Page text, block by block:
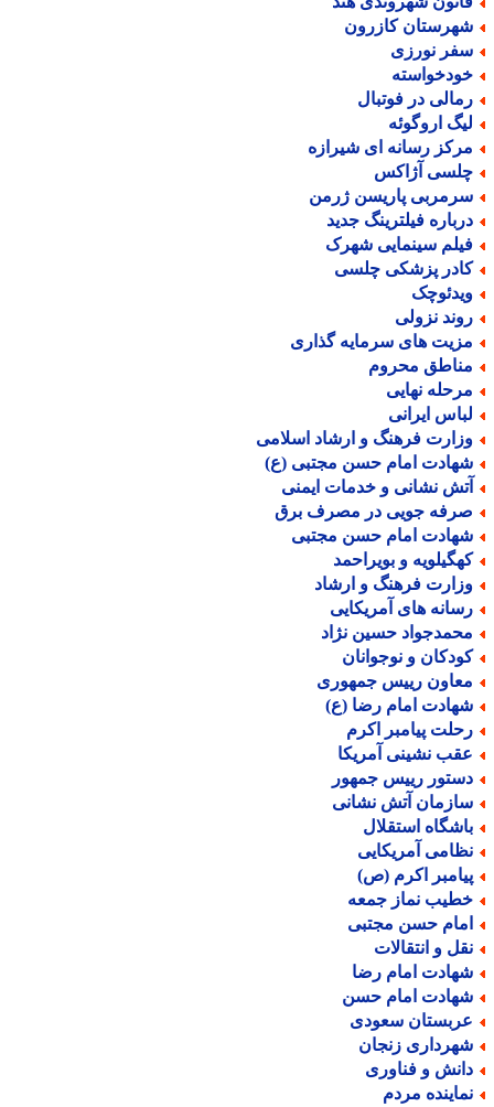
کازرون
نورزی
در فوتبال
اروگوئه
رسانه ای شیرازه
آژاکس
پاریسن ژرمن
فیلترینگ جدید
سینمایی شهرک
پزشکی چلسی
نزولی
های سرمایه گذاری
محروم
نهایی
ایرانی
فرهنگ و ارشاد اسلامی
امام حسن مجتبی (ع)
نشانی و خدمات ایمنی
جویی در مصرف برق
امام حسن مجتبی
و بویراحمد
فرهنگ و ارشاد
های آمریکایی
حسین نژاد
و نوجوانان
رییس جمهوری
امام رضا (ع)
پیامبر اکرم
نشینی آمریکا
رییس جمهور
آتش نشانی
استقلال
آمریکایی
اکرم (ص)
نماز جمعه
حسن مجتبی
و انتقالات
امام رضا
امام حسن
سعودی
زنجان
و فناوری
مردم